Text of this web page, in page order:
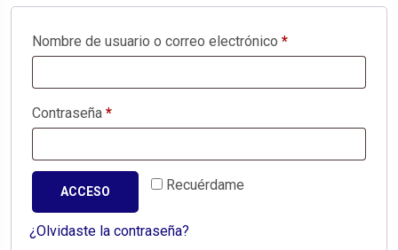
Nombre de usuario o correo electrónico *
Contraseña *
Recuérdame
ACCESO
¿Olvidaste la contraseña?